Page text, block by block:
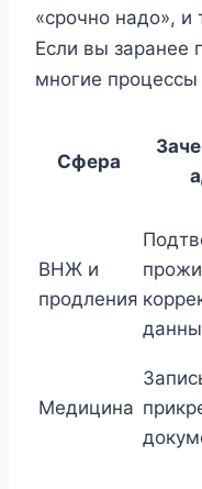
«срочно надо», и
Если вы заранее
многие
Сфера
ВНЖ и
продления
Медицина